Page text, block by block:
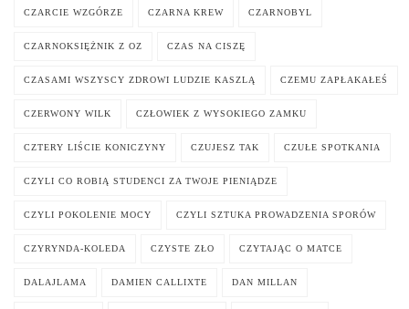
CZARCIE WZGÓRZE CZARNA KREW CZARNOBYL
CZARNOKSIĘŻNIK Z OZ CZAS NA CISZĘ
CZASAMI WSZYSCY ZDROWI LUDZIE KASZLĄ CZEMU ZAPŁAKAŁEŚ
CZERWONY WILK CZŁOWIEK Z WYSOKIEGO ZAMKU
CZTERY LIŚCIE KONICZYNY CZUJESZ TAK CZUŁE SPOTKANIA
CZYLI CO ROBIĄ STUDENCI ZA TWOJE PIENIĄDZE
CZYLI POKOLENIE MOCY CZYLI SZTUKA PROWADZENIA SPORÓW
CZYRYNDA-KOLEDA CZYSTE ZŁO CZYTAJĄC O MATCE
DALAJLAMA DAMIEN CALLIXTE DAN MILLAN